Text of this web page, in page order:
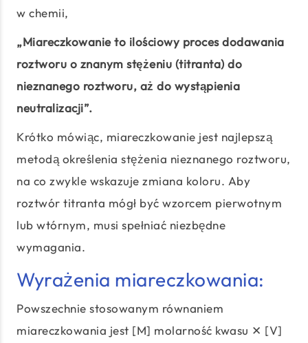
w chemii,
„Miareczkowanie to ilościowy proces dodawania
roztworu o znanym stężeniu (titranta) do
nieznanego roztworu, aż do wystąpienia
neutralizacji”.
Krótko mówiąc, miareczkowanie jest najlepszą
metodą określenia stężenia nieznanego roztworu,
na co zwykle wskazuje zmiana koloru. Aby
roztwór titranta mógł być wzorcem pierwotnym
lub wtórnym, musi spełniać niezbędne
wymagania.
Wyrażenia miareczkowania:
Powszechnie stosowanym równaniem
miareczkowania jest [M] molarność kwasu ✕ [V]